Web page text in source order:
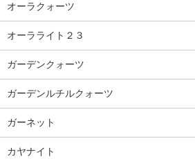
オーラクォーツ
オーラライト２３
ガーデンクォーツ
ガーデンルチルクォーツ
ガーネット
カヤナイト